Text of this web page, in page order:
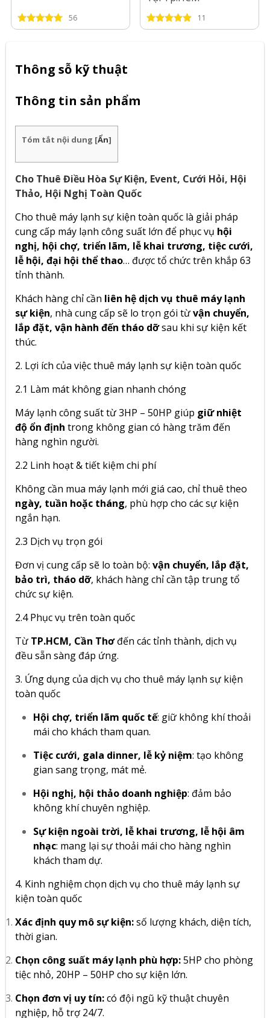
56 11
Thông sỗ kỹ thuật
Thông tin sản phẩm
Tóm tắt nội dung [Ẩn]
Cho Thuê Điều Hòa Sự Kiện, Event, Cưới Hỏi, Hội
Thảo, Hội Nghị Toàn Quốc
Cho thuê máy lạnh sự kiện toàn quốc là giải pháp
cung cấp máy lạnh công suất lớn để phục vụ hội
nghị, hội chợ, triển lãm, lễ khai trương, tiệc cưới,
lễ hội, đại hội thể thao… được tổ chức trên khắp 63
tỉnh thành.
Khách hàng chỉ cần liên hệ dịch vụ thuê máy lạnh
sự kiện, nhà cung cấp sẽ lo trọn gói từvận chuyển,
lắp đặt, vận hành đến tháo dỡsau khi sự kiện kết
thúc.
2. Lợi ích của việc thuê máy lạnh sự kiện toàn quốc
2.1 Làm mát không gian nhanh chóng
Máy lạnh công suất từ 3HP – 50HP giúp giữ nhiệt
độ ổn định trong không gian có hàng trăm đến
hàng nghìn người.
2.2 Linh hoạt & tiết kiệm chi phí
Không cần mua máy lạnh mới giá cao, chỉ thuê theo
ngày, tuần hoặc tháng, phù hợp cho các sự kiện
ngắn hạn.
2.3 Dịch vụ trọn gói
Đơn vị cung cấp sẽ lo toàn bộ: vận chuyển, lắp đặt,
bảo trì, tháo dỡ, khách hàng chỉ cần tập trung tổ
chức sự kiện.
2.4 Phục vụ trên toàn quốc
Từ TP.HCM, Cần Thơđến các tỉnh thành, dịch vụ
đều sẵn sàng đáp ứng.
3. Ứng dụng của dịch vụ cho thuê máy lạnh sự kiện
toàn quốc
Hội chợ, triển lãm quốc tế: giữ không khí thoải
mái cho khách tham quan.
Tiệc cưới, gala dinner, lễ kỷ niệm: tạo không
gian sang trọng, mát mẻ.
Hội nghị, hội thảo doanh nghiệp: đảm bảo
không khí chuyên nghiệp.
Sự kiện ngoài trời, lễ khai trương, lễ hội âm
nhạc: mang lại sự thoải mái cho hàng nghìn
khách tham dự.
4. Kinh nghiệm chọn dịch vụ cho thuê máy lạnh sự
kiện toàn quốc
Xác định quy mô sự kiện:số lượng khách, diện tích,
thời gian.
Chọn công suất máy lạnh phù hợp:5HP cho phòng
tiệc nhỏ, 20HP – 50HP cho sự kiện lớn.
Chọn đơn vị uy tín:có đội ngũ kỹ thuật chuyên
nghiệp, hỗ trợ 24/7.